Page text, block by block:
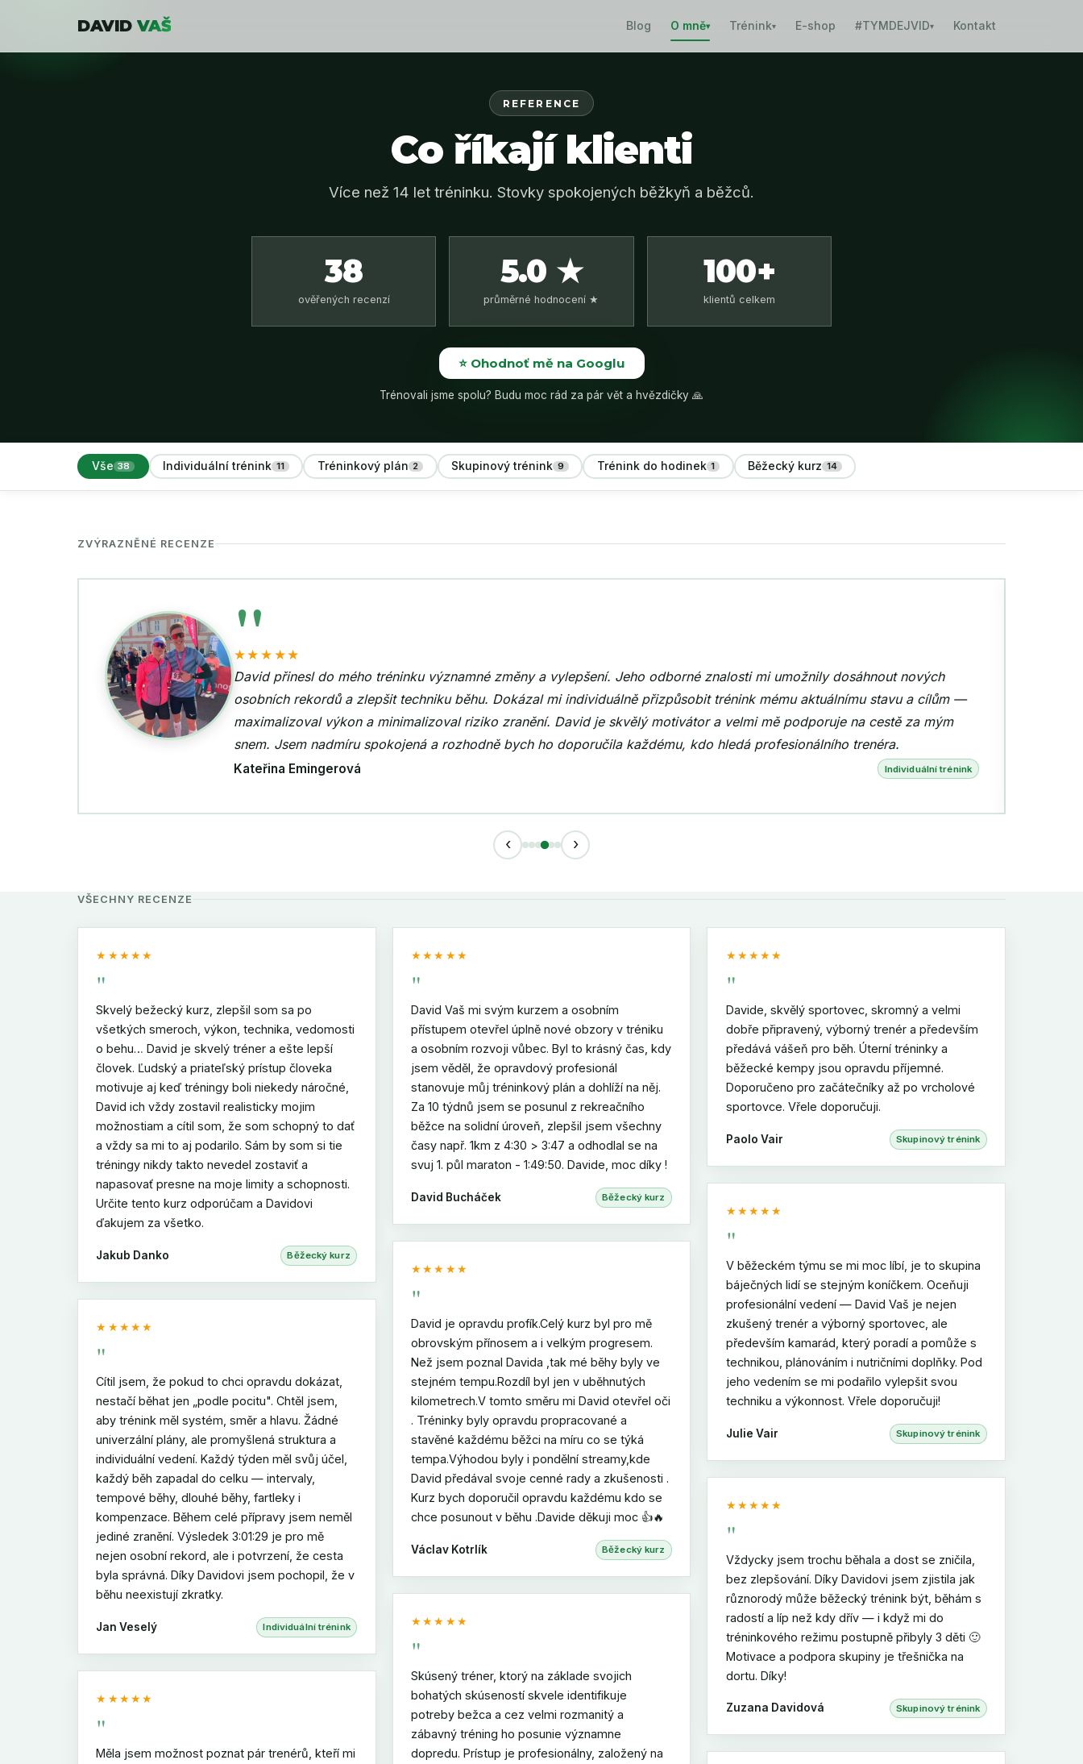
DAVID VAŠ Blog O mně▾ Trénink▾ E-shop #TYMDEJVID▾ Kontakt
REFERENCE
Co říkají klienti
Více než 14 let tréninku. Stovky spokojených běžkyň a běžců.
38
ověřených recenzí
5.0 ★
průměrné hodnocení ★
100+
klientů celkem
⭐ Ohodnoť mě na Googlu
Trénovali jsme spolu? Budu moc rád za pár vět a hvězdičky 🙏
Vše 38 Individuální trénink 11 Tréninkový plán 2 Skupinový trénink 9 Trénink do hodinek 1 Běžecký kurz 14
ZVÝRAZNĚNÉ RECENZE
"
★★★★★
Nikdy jsem neměl běhání moc v oblibě. Bolely z toho nohy, styděl jsem se za svůj (ne)styl a potil jsem se jako nosorožec.
Až si toho všimla i partnerka a koupila mi k svátku první trénink s Davidem. Pak už to šlo jako na klouzačce — nadšení
přijde brzy samo, noví kamarádi dřív nebo později budete chtít parťáky. Chce to jen maličkost — potkat někoho, kdo vám
ukáže smysluplnou cestu. Díky, Davide 🙂
Pavel Procháska Skupinový trénink
‹ ›
VŠECHNY RECENZE
★★★★★
"
Skvelý bežecký kurz, zlepšil som sa po
všetkých smeroch, výkon, technika, vedomosti
o behu… David je skvelý tréner a ešte lepší
človek. Ľudský a priateľský prístup človeka
motivuje aj keď tréningy boli niekedy náročné,
David ich vždy zostavil realisticky mojim
možnostiam a cítil som, že som schopný to dať
a vždy sa mi to aj podarilo. Sám by som si tie
tréningy nikdy takto nevedel zostaviť a
napasovať presne na moje limity a schopnosti.
Určite tento kurz odporúčam a Davidovi
ďakujem za všetko.
Jakub Danko Běžecký kurz
★★★★★
"
Cítil jsem, že pokud to chci opravdu dokázat,
nestačí běhat jen „podle pocitu". Chtěl jsem,
aby trénink měl systém, směr a hlavu. Žádné
univerzální plány, ale promyšlená struktura a
individuální vedení. Každý týden měl svůj účel,
každý běh zapadal do celku — intervaly,
tempové běhy, dlouhé běhy, fartleky i
kompenzace. Během celé přípravy jsem neměl
jediné zranění. Výsledek 3:01:29 je pro mě
nejen osobní rekord, ale i potvrzení, že cesta
byla správná. Díky Davidovi jsem pochopil, že v
běhu neexistují zkratky.
Jan Veselý Individuální trénink
★★★★★
"
Měla jsem možnost poznat pár trenérů, kteří mi
★★★★★
"
David Vaš mi svým kurzem a osobním
přístupem otevřel úplně nové obzory v tréniku
a osobním rozvoji vůbec. Byl to krásný čas, kdy
jsem věděl, že opravdový profesionál
stanovuje můj tréninkový plán a dohlíží na něj.
Za 10 týdnů jsem se posunul z rekreačního
běžce na solidní úroveň, zlepšil jsem všechny
časy např. 1km z 4:30 > 3:47 a odhodlal se na
svuj 1. půl maraton - 1:49:50. Davide, moc díky !
David Bucháček Běžecký kurz
★★★★★
"
David je opravdu profík.Celý kurz byl pro mě
obrovským přínosem a i velkým progresem.
Než jsem poznal Davida ,tak mé běhy byly ve
stejném tempu.Rozdíl byl jen v uběhnutých
kilometrech.V tomto směru mi David otevřel oči
. Tréninky byly opravdu propracované a
stavěné každému běžci na míru co se týká
tempa.Výhodou byly i pondělní streamy,kde
David předával svoje cenné rady a zkušenosti .
Kurz bych doporučil opravdu každému kdo se
chce posunout v běhu .Davide děkuji moc 👍🔥
Václav Kotrlík Běžecký kurz
★★★★★
"
Skúsený tréner, ktorý na základe svojich
bohatých skúseností skvele identifikuje
potreby bežca a cez velmi rozmanitý a
zábavný tréning ho posunie významne
dopredu. Prístup je profesionálny, založený na
★★★★★
"
Davide, skvělý sportovec, skromný a velmi
dobře připravený, výborný trenér a především
předává vášeň pro běh. Úterní tréninky a
běžecké kempy jsou opravdu příjemné.
Doporučeno pro začátečníky až po vrcholové
sportovce. Vřele doporučuji.
Paolo Vair Skupinový trénink
★★★★★
"
V běžeckém týmu se mi moc líbí, je to skupina
báječných lidí se stejným koníčkem. Oceňuji
profesionální vedení — David Vaš je nejen
zkušený trenér a výborný sportovec, ale
především kamarád, který poradí a pomůže s
technikou, plánováním i nutričními doplňky. Pod
jeho vedením se mi podařilo vylepšit svou
techniku a výkonnost. Vřele doporučuji!
Julie Vair Skupinový trénink
★★★★★
"
Vždycky jsem trochu běhala a dost se zničila,
bez zlepšování. Díky Davidovi jsem zjistila jak
různorodý může běžecký trénink být, běhám s
radostí a líp než kdy dřív — i když mi do
tréninkového režimu postupně přibyly 3 děti 🙂
Motivace a podpora skupiny je třešnička na
dortu. Díky!
Zuzana Davidová Skupinový trénink